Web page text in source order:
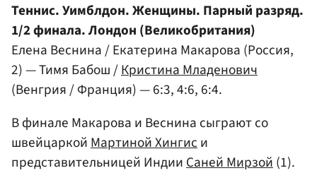
Теннис. Уимблдон. Женщины. Парный разряд.
1/2 финала. Лондон (Великобритания)
Елена Веснина / Екатерина Макарова (Россия,
2) — Тимя Бабош /Кристина Младенович
(Венгрия / Франция) — 6:3, 4:6, 6:4.
В финале Макарова и Веснина сыграют со
швейцаркойМартиной Хингиси
представительницей ИндииСаней Мирзой(1).